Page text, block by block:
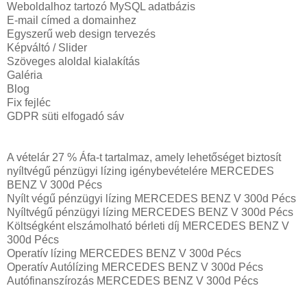
Weboldalhoz tartozó MySQL adatbázis
E-mail címed a domainhez
Egyszerű web design tervezés
Képváltó / Slider
Szöveges aloldal kialakítás
Galéria
Blog
Fix fejléc
GDPR süti elfogadó sáv
A vételár 27 % Áfa-t tartalmaz, amely lehetőséget biztosít
nyíltvégű pénzügyi lízing igénybevételére MERCEDES
BENZ V 300d Pécs
Nyílt végű pénzügyi lízing MERCEDES BENZ V 300d Pécs
Nyíltvégű pénzügyi lízing MERCEDES BENZ V 300d Pécs
Költségként elszámolható bérleti díj MERCEDES BENZ V
300d Pécs
Operatív lízing MERCEDES BENZ V 300d Pécs
Operatív Autólízing MERCEDES BENZ V 300d Pécs
Autófinanszírozás MERCEDES BENZ V 300d Pécs